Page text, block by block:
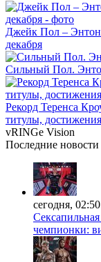
Джейк Пол –
декабря
Сильный Пол.
Рекорд Теренса
титулы, достижения
vRINGe Vision
Последние новости
сегодня, 02:50
чемпионки: